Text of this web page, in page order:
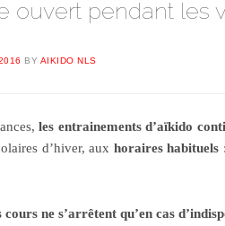
ouvert pendant les
BY AIKIDO NLS
les entrainements d’aïkido
d’hiver, aux horaires habituels
cours ne s’arrêtent qu’en cas